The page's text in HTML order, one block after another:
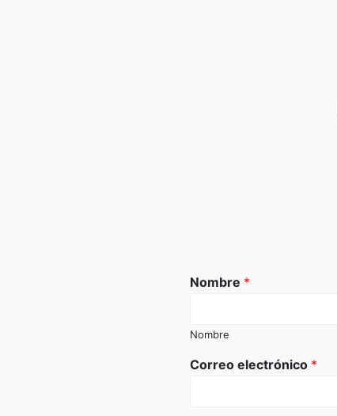
Nombre *
Nombre
Correo electrónico *